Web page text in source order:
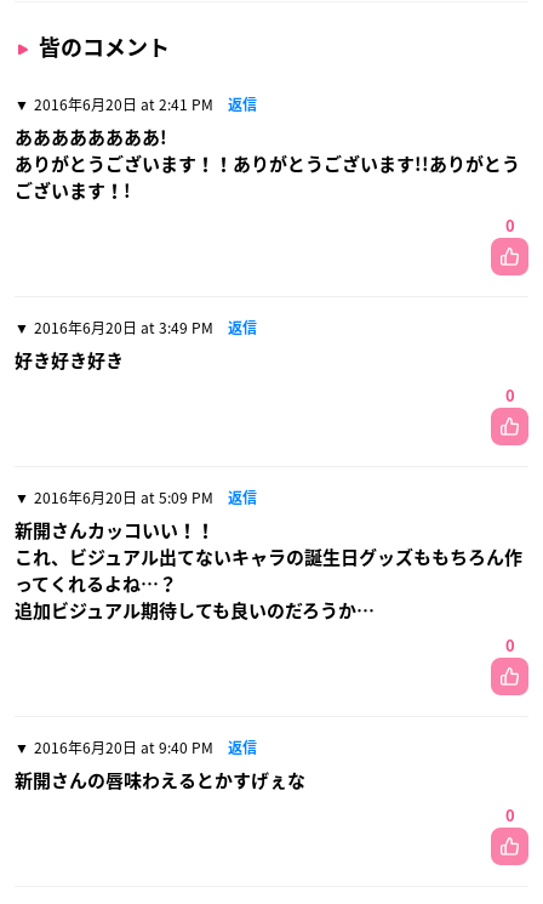
皆のコメント
2016年6月20日 at 2:41 PM 返信
ああああああああ!
ありがとうございます！！ありがとうございます!!ありがとう
ございます！!
0
2016年6月20日 at 3:49 PM 返信
好き好き好き
0
2016年6月20日 at 5:09 PM 返信
新開さんカッコいい！！
これ、ビジュアル出てないキャラの誕生日グッズももちろん作
ってくれるよね…？
追加ビジュアル期待しても良いのだろうか…
0
2016年6月20日 at 9:40 PM 返信
新開さんの唇味わえるとかすげぇな
0